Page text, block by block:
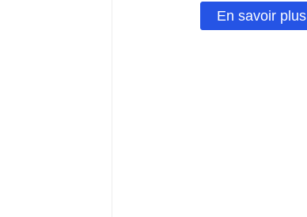
En savoir plus